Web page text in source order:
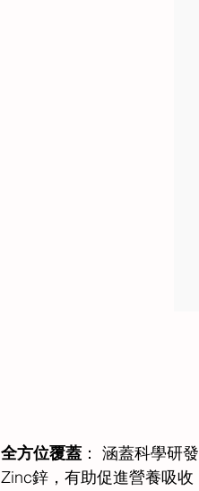
全方位覆蓋 ： 涵蓋科學研
Zinc鋅，有助促進營養吸收